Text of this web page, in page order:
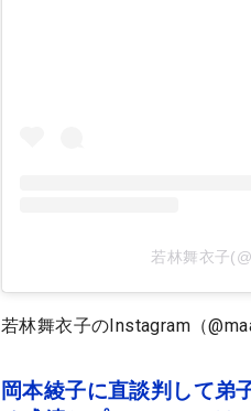
若林舞衣子
若林舞衣子のInstagram（
岡本綾子に直談判して弟